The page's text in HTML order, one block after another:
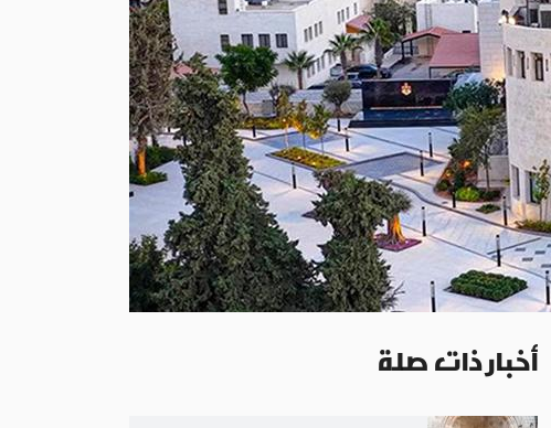
أخبار ذات صلة